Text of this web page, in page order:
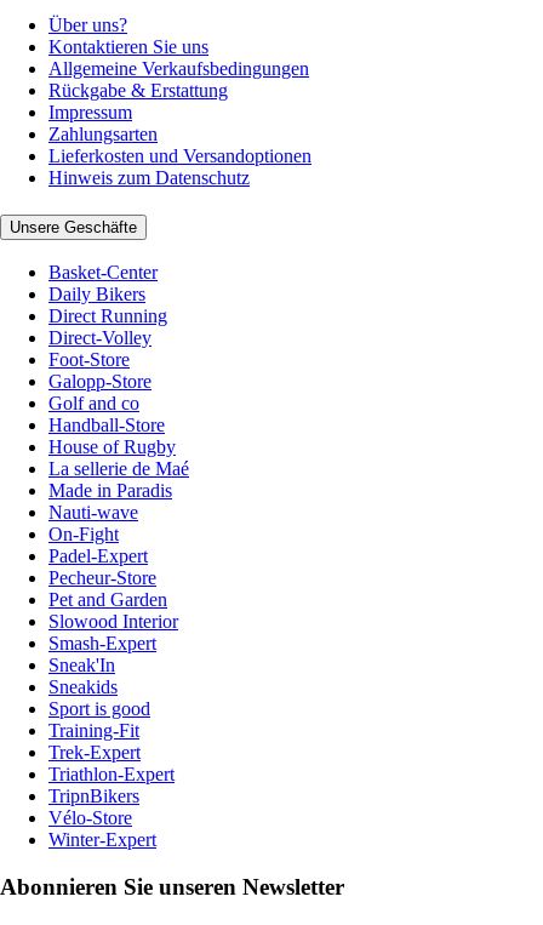
Über uns?
Kontaktieren Sie uns
Allgemeine Verkaufsbedingungen
Rückgabe & Erstattung
Impressum
Zahlungsarten
Lieferkosten und Versandoptionen
Hinweis zum Datenschutz
Unsere Geschäfte
Basket-Center
Daily Bikers
Direct Running
Direct-Volley
Foot-Store
Galopp-Store
Golf and co
Handball-Store
House of Rugby
La sellerie de Maé
Made in Paradis
Nauti-wave
On-Fight
Padel-Expert
Pecheur-Store
Pet and Garden
Slowood Interior
Smash-Expert
Sneak'In
Sneakids
Sport is good
Training-Fit
Trek-Expert
Triathlon-Expert
TripnBikers
Vélo-Store
Winter-Expert
Abonnieren Sie unseren Newsletter